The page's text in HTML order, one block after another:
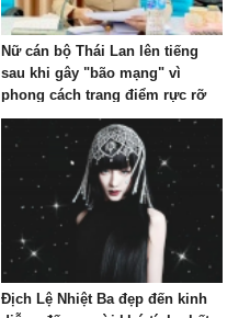
Nữ cán bộ Thái Lan lên tiếng
sau khi gây "bão mạng" vì
phong cách trang điểm rực rỡ
trong cuộc họp ngân sách
Địch Lệ Nhiệt Ba đẹp đến kinh